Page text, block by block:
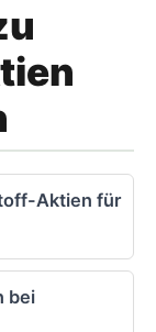
Aktien für
bei